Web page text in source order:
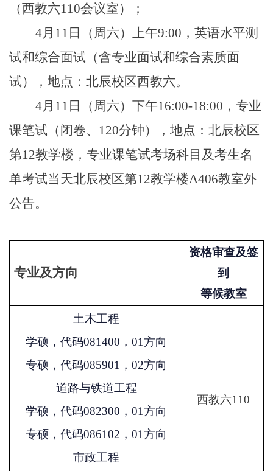
（西教六110会议室）；
4月11日（周六）上午9:00，英语水平测
试和综合面试（含专业面试和综合素质面
试），地点：北辰校区西教六。
4月11日（周六）下午16:00-18:00，专业
课笔试（闭卷、120分钟），地点：北辰校区
第12教学楼，专业课笔试考场科目及考生名
单考试当天北辰校区第12教学楼A406教室外
公告。
专业及方向
资格审查及签
到
等候教室
土木工程
学硕，代码081400，01方向
专硕，代码085901，02方向
道路与铁道工程
学硕，代码082300，01方向
专硕，代码086102，01方向
市政工程
西教六110